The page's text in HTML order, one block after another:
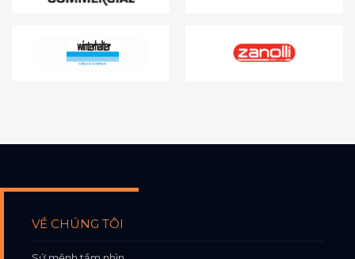
VỀ CHÚNG TÔI